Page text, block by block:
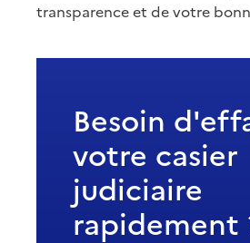
transparence et de votre
Besoin
votre casier
judiciaire
rapidement